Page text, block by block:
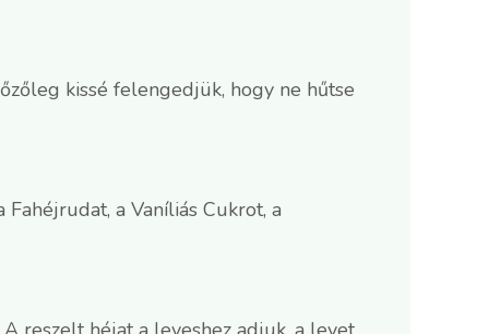
kissé felengedjük, hogy ne hűtse
a Vaníliás Cukrot, a